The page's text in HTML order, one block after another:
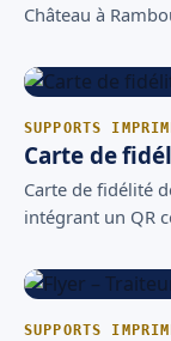
Château à
SUPPORTS
Carte de
Carte de fidélité
intégrant un QR
SUPPORTS